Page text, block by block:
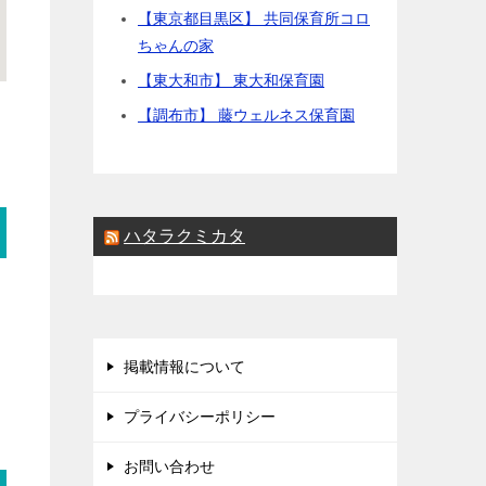
【東京都目黒区】 共同保育所コロ
ちゃんの家
【東大和市】 東大和保育園
【調布市】 藤ウェルネス保育園
ハタラクミカタ
掲載情報について
プライバシーポリシー
お問い合わせ